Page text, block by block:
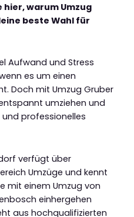
warum Umzug
beste Wahl für
Aufwand und Stress
es um einen
Doch mit Umzug Gruber
umziehen und
professionelles
verfügt über
Umzüge und kennt
mit einem Umzug von
einhergehen
aus hochqualifizierten